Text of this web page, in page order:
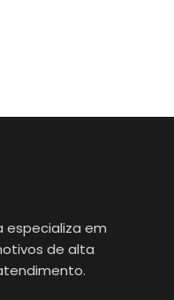
especializa em
de alta